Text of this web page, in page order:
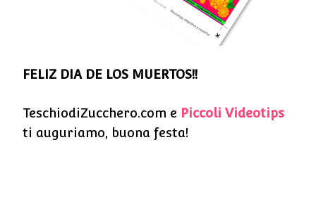
FELIZ DIA DE LOS MUERTOS!!
TeschiodiZucchero.com e Piccoli Videotips
ti auguriamo, buona festa!